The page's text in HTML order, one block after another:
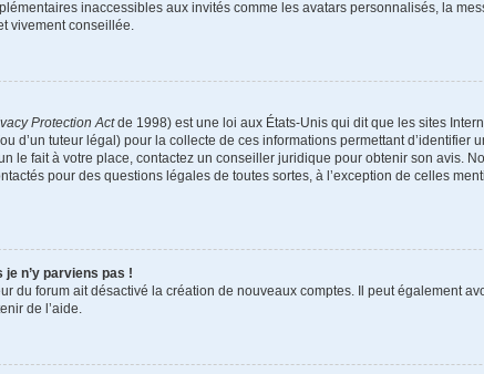
inaccessibles aux invités comme les avatars personnalisés, la
vivement conseillée.
Protection Actde 1998) est une loi aux États-Unis qui dit que les sites
d’un tuteur légal) pour la collecte de ces informations permettant
le fait à votre place, contactez un conseiller juridique pour obtenir son avis.
pour des questions légales de toutes sortes, à l’exception de celles
n’y parviens pas !
du forum ait désactivé la création de nouveaux comptes. Il peut également
de l’aide.